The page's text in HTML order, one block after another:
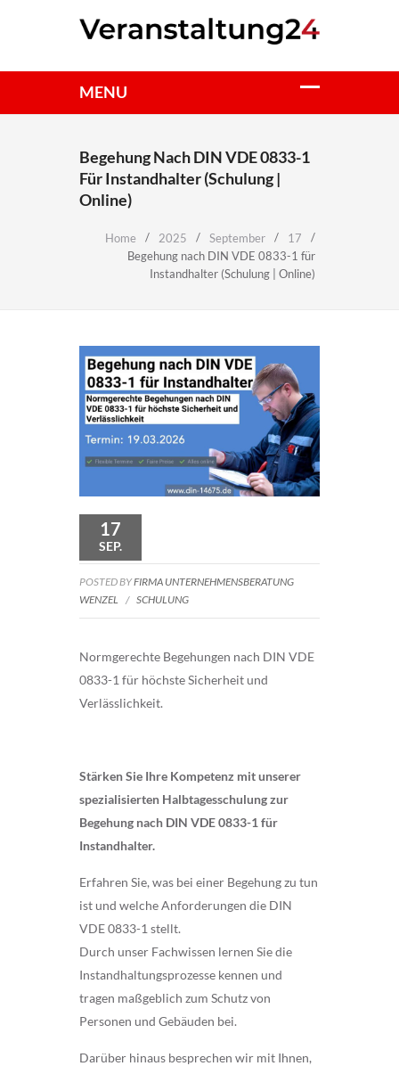
Begehung Nach DIN VDE 0833-1
Für Instandhalter (Schulung |
Online)
Home 2025 September
17
Begehung nach DIN VDE 0833-1 für
Instandhalter (Schulung | Online)
17
SEP.
POSTED BYFIRMA UNTERNEHMENSBERATUNG
WENZEL
/ SCHULUNG
Normgerechte Begehungen nach DIN VDE
0833-1 für höchste Sicherheit und
Verlässlichkeit.
Stärken Sie Ihre Kompetenz mit unserer
spezialisierten Halbtagesschulung zur
Begehung nach DIN VDE 0833-1 für
Instandhalter.
Erfahren Sie, was bei einer Begehung zu tun
ist und welche Anforderungen die DIN
VDE 0833-1 stellt.
Durch unser Fachwissen lernen Sie die
Instandhaltungsprozesse kennen und
tragen maßgeblich zum Schutz von
Personen und Gebäuden bei.
Darüber hinaus besprechen wir mit Ihnen,